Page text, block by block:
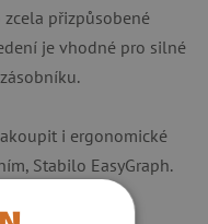
přizpůsobené
je vhodné pro silné
i ergonomické
Stabilo EasyGraph.